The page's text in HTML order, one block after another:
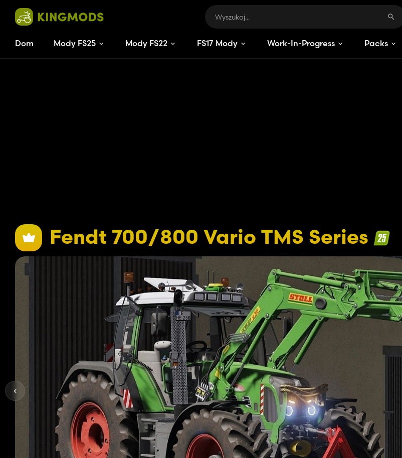
Dom Mody FS25 Mody FS22 FS17 Mody Work-In-Progress Packs
Fendt 700/800 Vario TMS Series